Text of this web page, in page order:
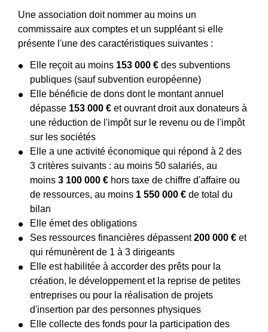
Une association doit nommer au moins un
commissaire aux comptes et un suppléant si elle
présente l'une des caractéristiques suivantes :
Elle reçoit au moins 153 000 € des subventions
publiques (sauf subvention européenne)
Elle bénéficie de dons dont le montant annuel
dépasse 153 000 € et ouvrant droit aux donateurs à
une réduction de l'impôt sur le revenu ou de l'impôt
sur les sociétés
Elle a une activité économique qui répond à 2 des
3 critères suivants : au moins 50 salariés, au
moins 3 100 000 € hors taxe de chiffre d'affaire ou
de ressources, au moins 1 550 000 € de total du
bilan
Elle émet des obligations
Ses ressources financières dépassent200 000 € et
qui rémunèrent de 1 à 3 dirigeants
Elle est habilitée à accorder des prêts pour la
création, le développement et la reprise de petites
entreprises ou pour la réalisation de projets
d'insertion par des personnes physiques
Elle collecte des fonds pour la participation des